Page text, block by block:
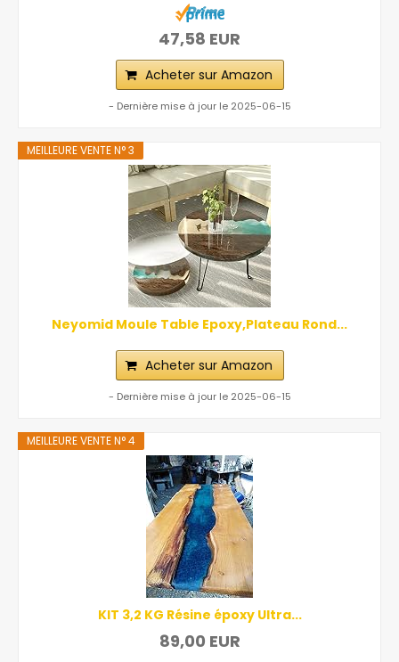
47,58 EUR
Acheter sur Amazon
- Dernière mise à jour le 2025-06-15
MEILLEURE VENTE N° 3
Neyomid Moule Table Epoxy,Plateau Rond...
Acheter sur Amazon
- Dernière mise à jour le 2025-06-15
MEILLEURE VENTE N° 4
KIT 3,2 KG Résine époxy Ultra...
89,00 EUR